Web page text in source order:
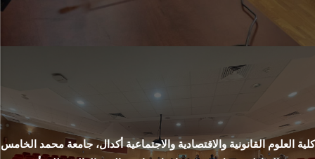
كلية العلوم القانونية والاقتصادية والاجتماعية أكدال، جامعة محمد الخامس